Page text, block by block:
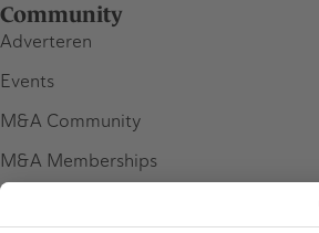
Community
Adverteren
Events
M&A Community
M&A Memberships